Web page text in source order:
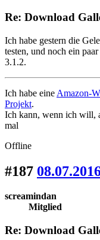
Re: Download
Ich habe gestern die
testen, und noch ein
3.1.2.
Ich habe eine Amazon-
Projekt.
Ich kann, wenn ich will,
mal
Offline
#187
screamindan
Mitglied
Re: Download